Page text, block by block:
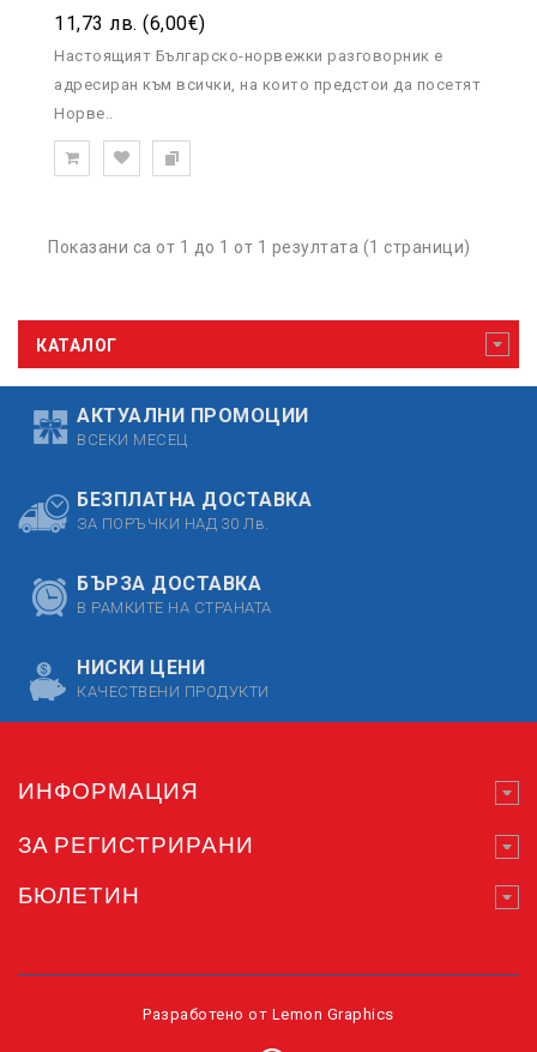
11,73 лв. (6,00€)
Настоящият Българско-норвежки разговорник е
адресиран към всички, на които предстои да посетят
Норве..
Показани са от 1 до 1 от 1 резултата (1 страници)
КАТАЛОГ
АКТУАЛНИ ПРОМОЦИИ
ВСЕКИ МЕСЕЦ
БЕЗПЛАТНА ДОСТАВКА
ЗА ПОРЪЧКИ НАД 30 Лв.
БЪРЗА ДОСТАВКА
В РАМКИТЕ НА СТРАНАТА
НИСКИ ЦЕНИ
КАЧЕСТВЕНИ ПРОДУКТИ
ИНФОРМАЦИЯ
ЗА РЕГИСТРИРАНИ
БЮЛЕТИН
Разработено от Lemon Graphics